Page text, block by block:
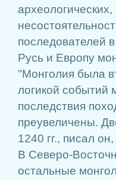
последователей
Русь и Европу
"Монголия была
логикой событий
последствия
преувеличены.
1240 гг., писал
В Северо-
остальные